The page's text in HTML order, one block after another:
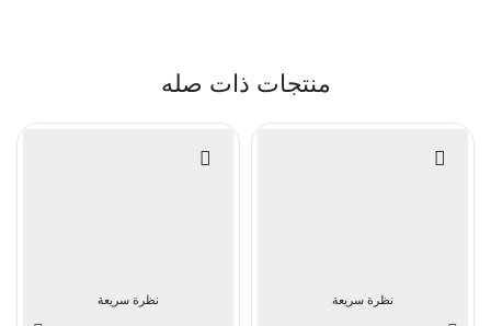
منتجات ذات صله
نظرة سريعة نظرة سريعة